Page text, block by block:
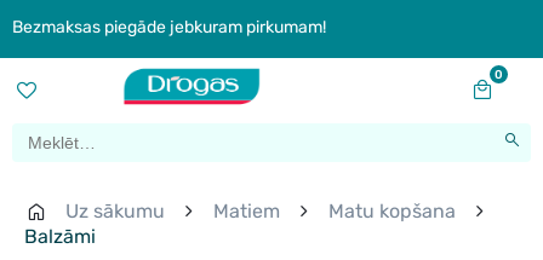
Bezmaksas piegāde jebkuram pirkumam!
0
Uz sākumu Matiem
Matu kopšana
Balzāmi